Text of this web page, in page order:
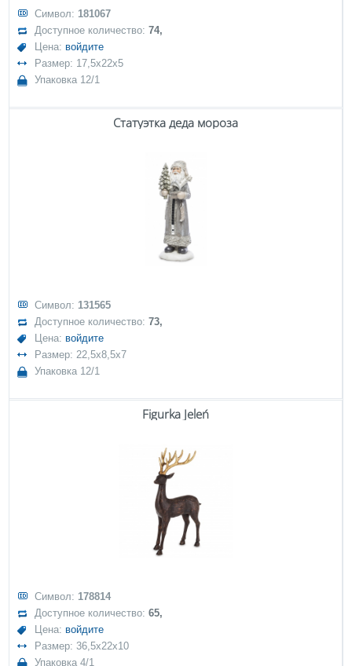
Символ: 181067
Доступное количество:74,
Цена: войдите
Размер: 17,5x22x5
Упаковка 12/1
Статуэтка деда мороза
Символ: 131565
Доступное количество:73,
Цена: войдите
Размер: 22,5x8,5x7
Упаковка 12/1
Figurka Jeleń
Символ: 178814
Доступное количество:65,
Цена: войдите
Размер: 36,5x22x10
Упаковка 4/1